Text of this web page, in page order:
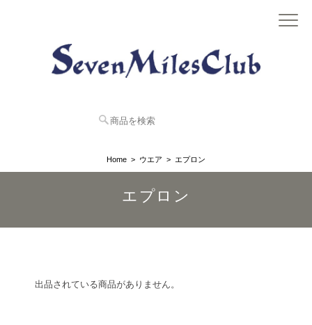
Home ウエア エプロン
エプロン
出品されている商品がありません。